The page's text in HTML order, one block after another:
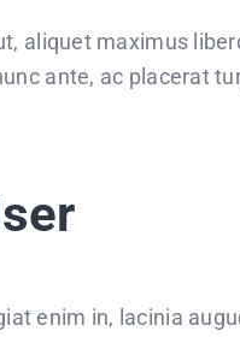
aliquet maximus
ante, ac placerat
enim in, lacinia